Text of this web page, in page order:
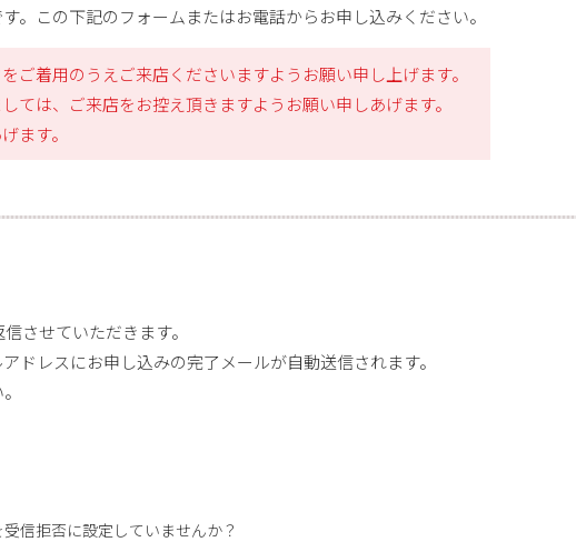
。この下記のフォームまたはお電話からお申し込みください。
ご着用のうえご来店くださいますようお願い申し上げます。
ては、ご来店をお控え頂きますようお願い申しあげます。
ます。
させていただきます。
ドレスにお申し込みの完了メールが自動送信されます。
信拒否に設定していませんか？